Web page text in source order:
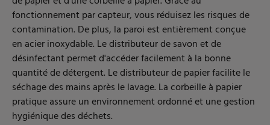
fonctionnement par capteur, vous réduisez les risques de
contamination. De plus, la paroi est entièrement conçue
en acier inoxydable. Le distributeur de savon et de
désinfectant permet d'accéder facilement à la bonne
quantité de détergent. Le distributeur de papier facilite le
séchage des mains après le lavage. La corbeille à papier
pratique assure un environnement ordonné et une gestion
hygiénique des déchets.